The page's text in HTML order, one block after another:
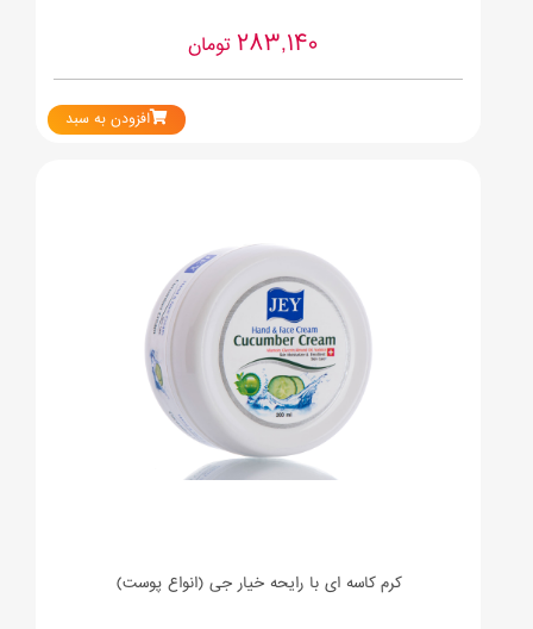
283,140تومان
افزودن به سبد
کرم کاسه ای با رایحه خیار جی (انواع پوست)